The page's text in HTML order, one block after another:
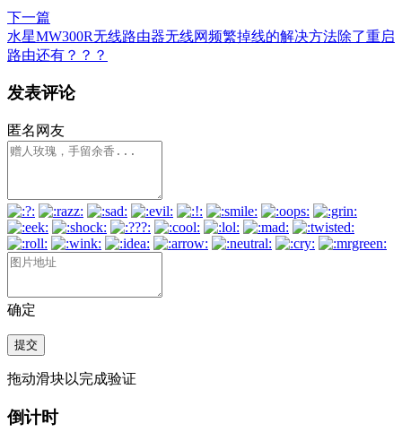
下一篇
水星MW300R无线路由器无线网频繁掉线的解决方法除了重启
路由还有？？？
发表评论
匿名网友
确定
提交
拖动滑块以完成验证
倒计时